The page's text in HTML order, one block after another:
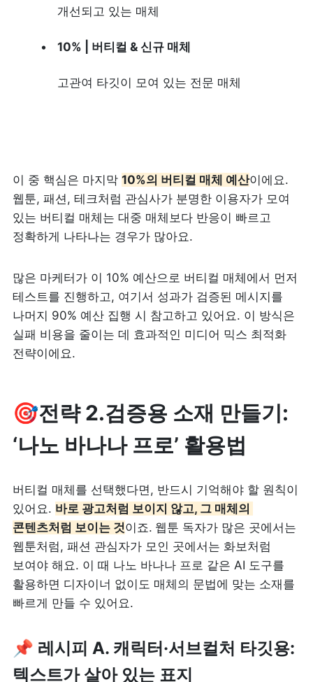
개선되고 있는 매체
10% | 버티컬 & 신규 매체
고관여 타깃이 모여 있는 전문 매체
이 중 핵심은 마지막 10%의 버티컬 매체 예산이에요.
웹툰, 패션, 테크처럼 관심사가 분명한 이용자가 모여
있는 버티컬 매체는 대중 매체보다 반응이 빠르고
정확하게 나타나는 경우가 많아요.
많은 마케터가 이 10% 예산으로 버티컬 매체에서 먼저
테스트를 진행하고, 여기서 성과가 검증된 메시지를
나머지 90% 예산 집행 시 참고하고 있어요. 이 방식은
실패 비용을 줄이는 데 효과적인 미디어 믹스 최적화
전략이에요.
🎯전략 2.검증용 소재 만들기:
‘나노 바나나 프로’ 활용법
버티컬 매체를 선택했다면, 반드시 기억해야 할 원칙이
있어요. 바로 광고처럼 보이지 않고, 그 매체의
콘텐츠처럼 보이는 것이죠. 웹툰 독자가 많은 곳에서는
웹툰처럼, 패션 관심자가 모인 곳에서는 화보처럼
보여야 해요. 이 때 나노 바나나 프로 같은 AI 도구를
활용하면 디자이너 없이도 매체의 문법에 맞는 소재를
빠르게 만들 수 있어요.
📌 레시피 A. 캐릭터·서브컬처 타깃용:
텍스트가 살아 있는 표지